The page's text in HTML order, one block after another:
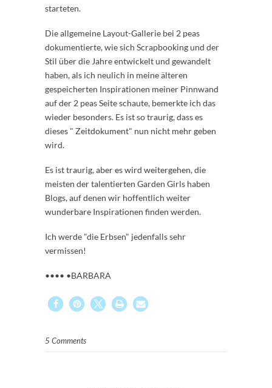
starteten.
Die allgemeine Layout-Gallerie bei 2 peas
dokumentierte, wie sich Scrapbooking und der
Stil über die Jahre entwickelt und gewandelt
haben, als ich neulich in meine älteren
gespeicherten Inspirationen meiner Pinnwand
auf der 2 peas Seite schaute, bemerkte ich das
wieder besonders. Es ist so traurig, dass es
dieses " Zeitdokument" nun nicht mehr geben
wird.
Es ist traurig, aber es wird weitergehen, die
meisten der talentierten Garden Girls haben
Blogs, auf denen wir hoffentlich weiter
wunderbare Inspirationen finden werden.
Ich werde "die Erbsen" jedenfalls sehr
vermissen!
•••• •BARBARA
5 Comments